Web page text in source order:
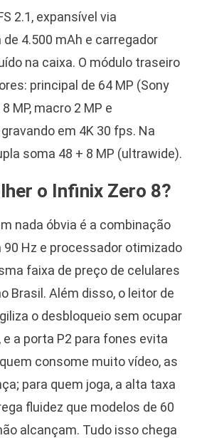
2.1, expansível via
de 4.500 mAh e carregador
na caixa. O módulo traseiro
principal de 64 MP (Sony
MP, macro 2 MP e
em 4K 30 fps. Na
soma 48 + 8 MP (ultrawide).
o Infinix Zero 8?
nada óbvia é a combinação
90 Hz e processador otimizado
faixa de preço de celulares
Brasil. Além disso, o leitor de
o desbloqueio sem ocupar
a porta P2 para fones evita
consome muito vídeo, as
para quem joga, a alta taxa
fluidez que modelos de 60
alcançam. Tudo isso chega